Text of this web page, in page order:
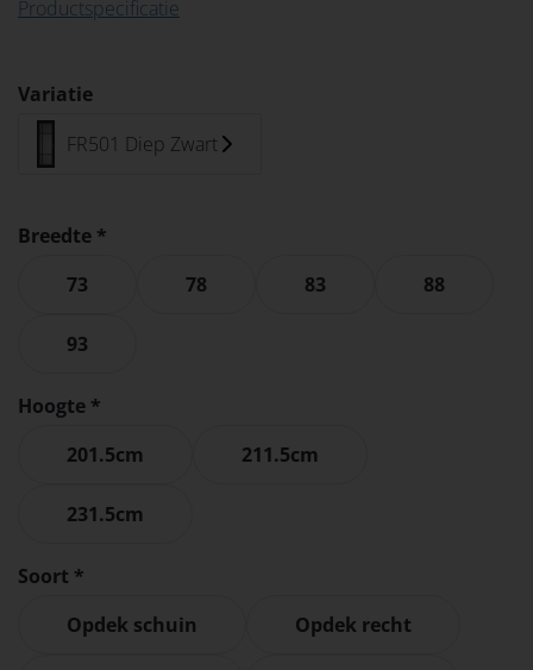
Productspecificatie
Variatie
FR501 Diep Zwart
Breedte *
73
78 83 88
93
Hoogte *
201.5cm
211.5cm
231.5cm
Soort *
Opdek schuin
Opdek recht